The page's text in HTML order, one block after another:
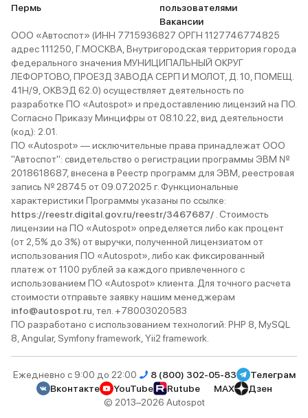
Пермь
пользователями
Вакансии
ООО «Автоспот» (ИНН 7715936827 ОРГН 1127746774825
адрес 111250, Г.МОСКВА, Внутригородская территория города
федерального значения МУНИЦИПАЛЬНЫЙ ОКРУГ
ЛЕФОРТОВО, ПРОЕЗД ЗАВОДА СЕРП И МОЛОТ, Д. 10, ПОМЕЩ.
41Н/9, ОКВЭД 62.0) осуществляет деятельность по
разработке ПО «Autospot» и предоставлению лицензий на ПО.
Согласно Приказу Минцифры от 08.10.22, вид деятельности
(код): 2.01.
ПО «Autospot» — исключительные права принадлежат ООО
"Автоспот": свидетельство о регистрации программы ЭВМ №
2018618687, внесена в Реестр программ для ЭВМ, реестровая
запись № 28745 от 09.07.2025 г. Функциональные
характеристики Программы указаны по ссылке:
https://reestr.digital.gov.ru/reestr/3467687/ . Стоимость
лицензии на ПО «Autospot» определяется либо как процент
(от 2,5% до 3%) от выручки, полученной лицензиатом от
использования ПО «Autospot», либо как фиксированный
платеж от 1100 рублей за каждого привлеченного с
использованием ПО «Autospot» клиента. Для точного расчета
стоимости отправьте заявку нашим менеджерам
info@autospot.ru , тел. +78003020583
ПО разработано с использованием технологий: PHP 8, MySQL
8, Angular, Symfony framework, Yii2 framework.
Ежедневно с 9:00 до 22:00 8 (800) 302-05-83
Телеграм
Вконтакте
YouTube Rutube MAX
Дзен
© 2013–2026 Autospot